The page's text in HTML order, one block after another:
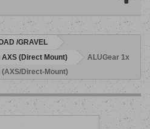
/GRAVEL
(Direct Mount)
ALUGear 1x
Direct-Mount)